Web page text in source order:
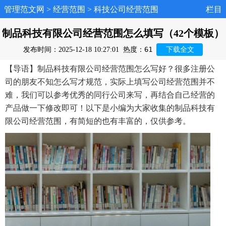
管理范文网 > 经营范围 > 科技公司经营范围 栏目
制品科技有限公司经营范围怎么填写（42个模板）
发布时间：2025-12-18 10:27:01 热度： 61 下载全文
【导语】制品科技有限公司经营范围怎么写好？很多注册公
司的朋友不知怎么写才规范，实际上填写公司经营范围并不
难，我们可以参考优秀的同行公司来写，再结合自己经营的
产品做一下修改即可！以下是小编为大家收集的制品科技有
限公司经营范围，有简短的也有丰富的，仅供参考。